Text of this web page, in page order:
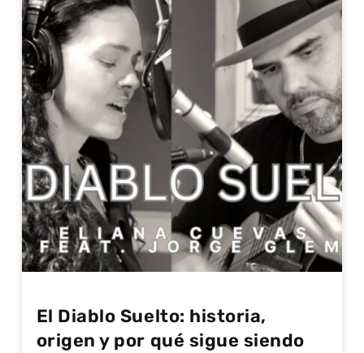
El Diablo Suelto: historia,
origen y por qué sigue siendo